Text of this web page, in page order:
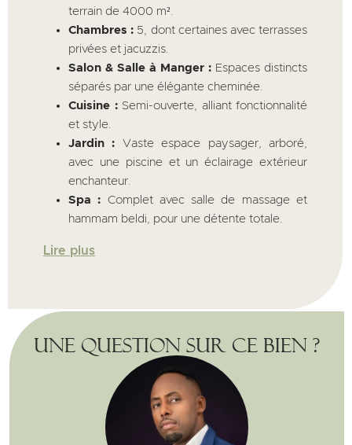
terrain de 4000 m².
Chambres : 5, dont certaines avec terrasses
privées et jacuzzis.
Salon & Salle à Manger : Espaces distincts
séparés par une élégante cheminée.
Cuisine :Semi-ouverte, alliant fonctionnalité
et style.
Jardin : Vaste espace paysager, arboré,
avec une piscine et un éclairage extérieur
enchanteur.
Spa : Complet avec salle de massage et
hammam beldi, pour une détente totale.
Lire plus
Une question sur ce bien ?